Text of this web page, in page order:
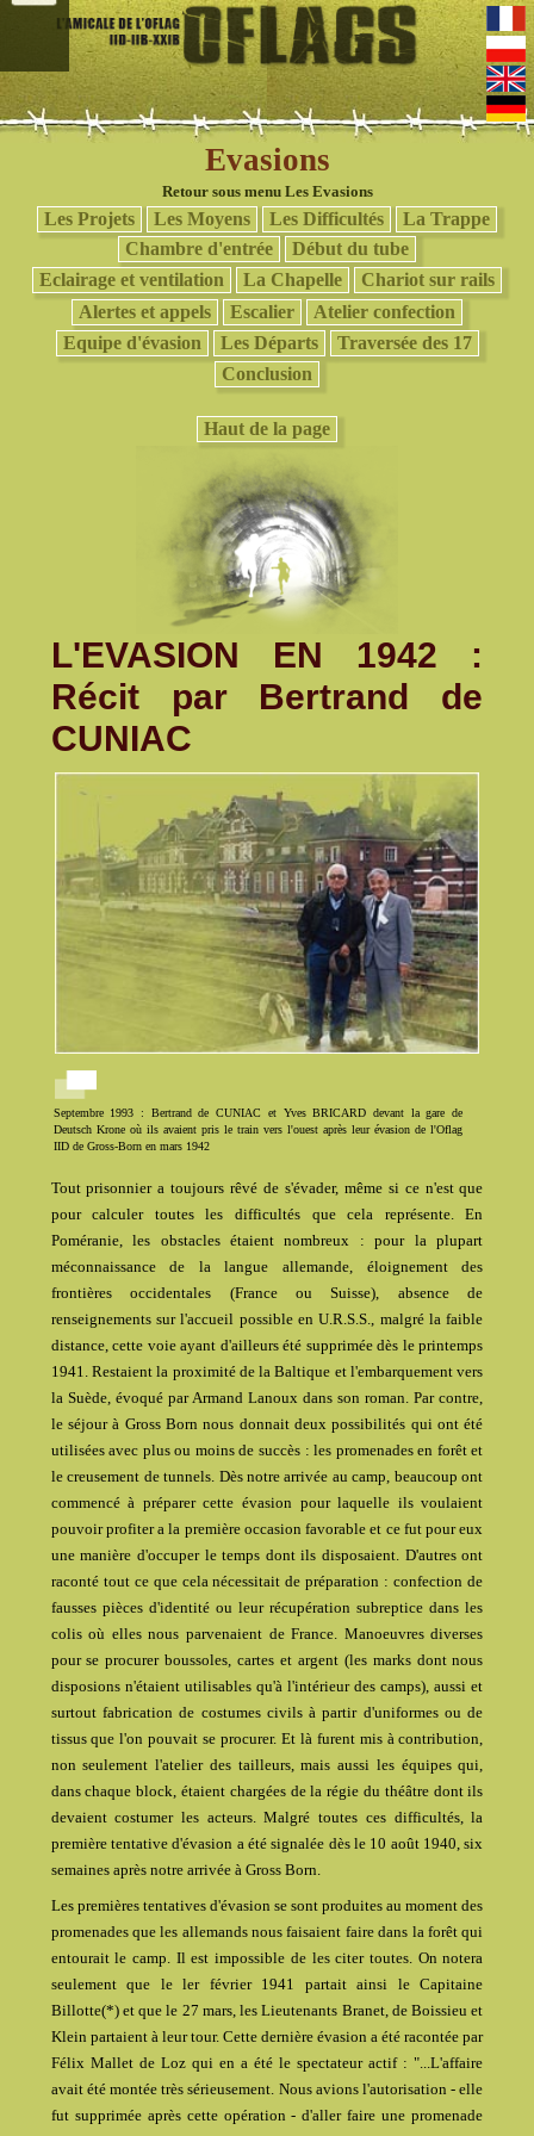
Evasions
Retour sous menu Les Evasions
Les Projets Les Moyens Les Difficultés
La Trappe
Chambre d'entrée
Début du tube
Eclairage et ventilation
La Chapelle
Chariot sur rails
Alertes et appels
Escalier
Atelier confection
Equipe d'évasion
Les Départs
Traversée des 17
Conclusion
Haut de la page
L'EVASION EN 1942 :
Récit par Bertrand de
CUNIAC
Septembre 1993 : Bertrand de CUNIAC et Yves BRICARD devant la gare de
Deutsch Krone où ils avaient pris le train vers l'ouest après leur évasion de l'Oflag
IID de Gross-Born en mars 1942
Tout prisonnier a toujours rêvé de s'évader, même si ce n'est que
pour calculer toutes les difficultés que cela représente. En
Poméranie, les obstacles étaient nombreux : pour la plupart
méconnaissance de la langue allemande, éloignement des
frontières occidentales (France ou Suisse), absence de
renseignements sur l'accueil possible en U.R.S.S., malgré la faible
distance, cette voie ayant d'ailleurs été supprimée dès le printemps
1941. Restaient la proximité de la Baltique et l'embarquement vers
la Suède, évoqué par Armand Lanoux dans son roman. Par contre,
le séjour à Gross Born nous donnait deux possibilités qui ont été
utilisées avec plus ou moins de succès : les promenades en forêt et
le creusement de tunnels. Dès notre arrivée au camp, beaucoup ont
commencé à préparer cette évasion pour laquelle ils voulaient
pouvoir profiter a la première occasion favorable et ce fut pour eux
une manière d'occuper le temps dont ils disposaient. D'autres ont
raconté tout ce que cela nécessitait de préparation : confection de
fausses pièces d'identité ou leur récupération subreptice dans les
colis où elles nous parvenaient de France. Manoeuvres diverses
pour se procurer boussoles, cartes et argent (les marks dont nous
disposions n'étaient utilisables qu'à l'intérieur des camps), aussi et
surtout fabrication de costumes civils à partir d'uniformes ou de
tissus que l'on pouvait se procurer. Et là furent mis à contribution,
non seulement l'atelier des tailleurs, mais aussi les équipes qui,
dans chaque block, étaient chargées de la régie du théâtre dont ils
devaient costumer les acteurs. Malgré toutes ces difficultés, la
première tentative d'évasion a été signalée dès le 10 août 1940, six
semaines après notre arrivée à Gross Born.
Les premières tentatives d'évasion se sont produites au moment des
promenades que les allemands nous faisaient faire dans la forêt qui
entourait le camp. Il est impossible de les citer toutes. On notera
seulement que le ler février 1941 partait ainsi le Capitaine
Billotte(*) et que le 27 mars, les Lieutenants Branet, de Boissieu et
Klein partaient à leur tour. Cette dernière évasion a été racontée par
Félix Mallet de Loz qui en a été le spectateur actif : "...L'affaire
avait été montée très sérieusement. Nous avions l'autorisation - elle
fut supprimée après cette opération - d'aller faire une promenade